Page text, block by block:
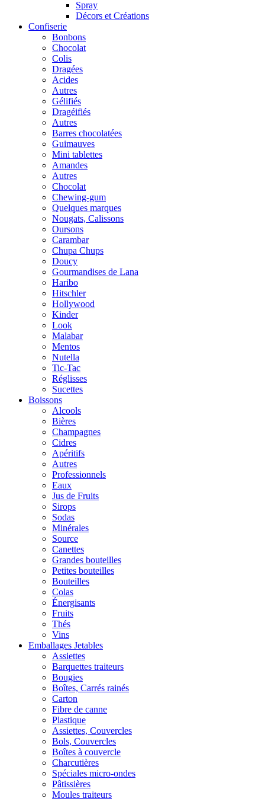
Spray
Décors et Créations
Confiserie
Bonbons
Chocolat
Colis
Dragées
Acides
Autres
Gélifiés
Dragéifiés
Autres
Barres chocolatées
Guimauves
Mini tablettes
Amandes
Autres
Chocolat
Chewing-gum
Quelques marques
Nougats, Calissons
Oursons
Carambar
Chupa Chups
Doucy
Gourmandises de Lana
Haribo
Hitschler
Hollywood
Kinder
Look
Malabar
Mentos
Nutella
Tic-Tac
Réglisses
Sucettes
Boissons
Alcools
Bières
Champagnes
Cidres
Apéritifs
Autres
Professionnels
Eaux
Jus de Fruits
Sirops
Sodas
Minérales
Source
Canettes
Grandes bouteilles
Petites bouteilles
Bouteilles
Colas
Énergisants
Fruits
Thés
Vins
Emballages Jetables
Assiettes
Barquettes traiteurs
Bougies
Boîtes, Carrés rainés
Carton
Fibre de canne
Plastique
Assiettes, Couvercles
Bols, Couvercles
Boîtes à couvercle
Charcutières
Spéciales micro-ondes
Pâtissières
Moules traiteurs